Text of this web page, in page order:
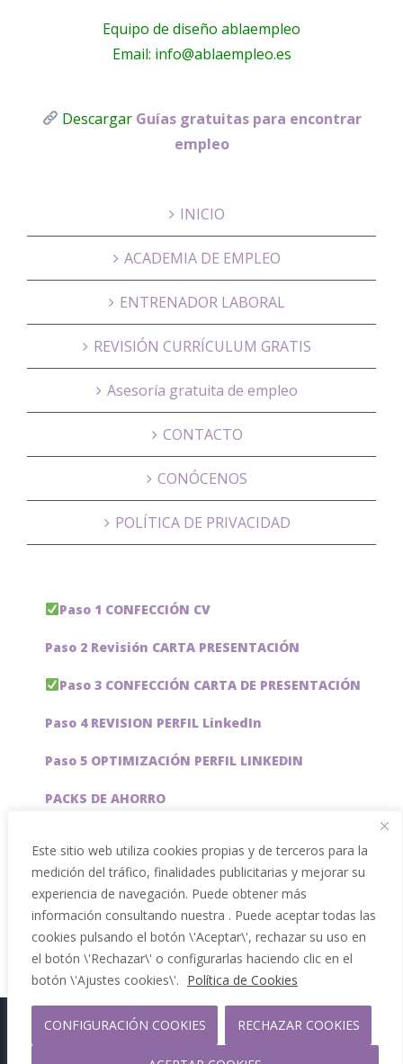
Este sitio web utiliza cookies propias y de terceros para la
medición del tráfico, finalidades publicitarias y mejorar su
experiencia de navegación. Puede obtener más
información consultando nuestra . Puede aceptar todas las
cookies pulsando el botón \'Aceptar\', rechazar su uso en
el botón \'Rechazar\' o configurarlas haciendo clic en el
botón \'Ajustes cookies\'. Política de Cookies
CONFIGURACIÓN COOKIES RECHAZAR COOKIES
Equipo de diseño ablaempleo
Email: info@ablaempleo.es
Descargar Guías gratuitas para encontrar
empleo
INICIO
ACADEMIA DE EMPLEO
ENTRENADOR LABORAL
REVISIÓN CURRÍCULUM GRATIS
Asesoría gratuita de empleo
CONTACTO
CONÓCENOS
POLÍTICA DE PRIVACIDAD
Paso 1 CONFECCIÓN CV
Paso 2 Revisión CARTA PRESENTACIÓN
Paso 3 CONFECCIÓN CARTA DE PRESENTACIÓN
Paso 4 REVISION PERFIL LinkedIn
Paso 5 OPTIMIZACIÓN PERFIL LINKEDIN
PACKS DE AHORRO
Servicios especiales
Copyright 2012 - 2026 |